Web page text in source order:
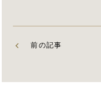
前の記事